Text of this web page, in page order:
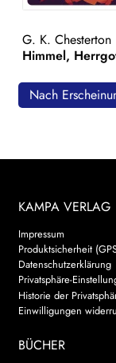
Search:
G. K. Chesterton
Himmel,
Nach
KAMPA VERLAG
Impressum
Produktsicherheit
Datenschutzerklärung
Privatsphäre-
Historie der
Einwilligungen
BÜCHER